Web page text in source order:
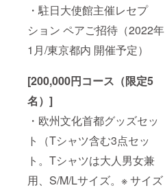
・駐日大使館主催レセプ
ション ペアご招待（2022年
1月/東京都内 開催予定）
[200,000円コース（限定5
名）]
・欧州文化首都グッズセッ
ト（Tシャツ含む3点セッ
ト。Tシャツは大人男女兼
用、S/M/Lサイズ。※ サイズ